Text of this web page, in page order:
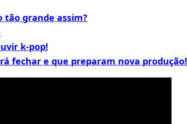
tão grande assim?
k-pop!
fechar e que preparam nova produção!